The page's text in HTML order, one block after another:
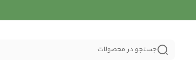
جستجو در محصولات